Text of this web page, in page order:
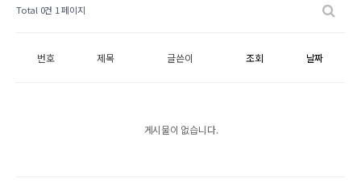
Total 0건 1 페이지
번호 제목 글쓴이 조회 날짜
게시물이 없습니다.